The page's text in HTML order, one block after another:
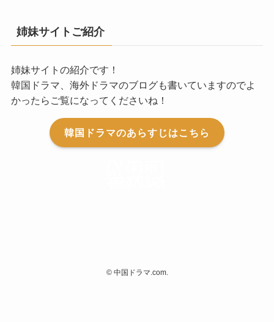
姉妹サイトご紹介
姉妹サイトの紹介です！
韓国ドラマ、海外ドラマのブログも書いていますのでよ
かったらご覧になってくださいね！
韓国ドラマのあらすじはこちら
©中国ドラマ.com.